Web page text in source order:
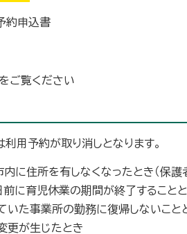
約申込書
ご覧ください
用予約が取り消しとなります。
に住所を有しなくなったとき（保護
に育児休業の期間が終了すること
いた事業所の勤務に復帰しないこと
更が生じたとき